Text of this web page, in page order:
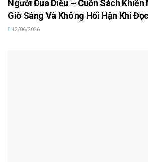
Người Đua Diều – Cuốn Sách Khiến
Giờ Sáng Và Không Hối Hận Khi
13/06/2026